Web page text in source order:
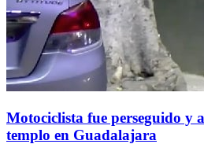
Motociclista fue perseguido y
templo en Guadalajara